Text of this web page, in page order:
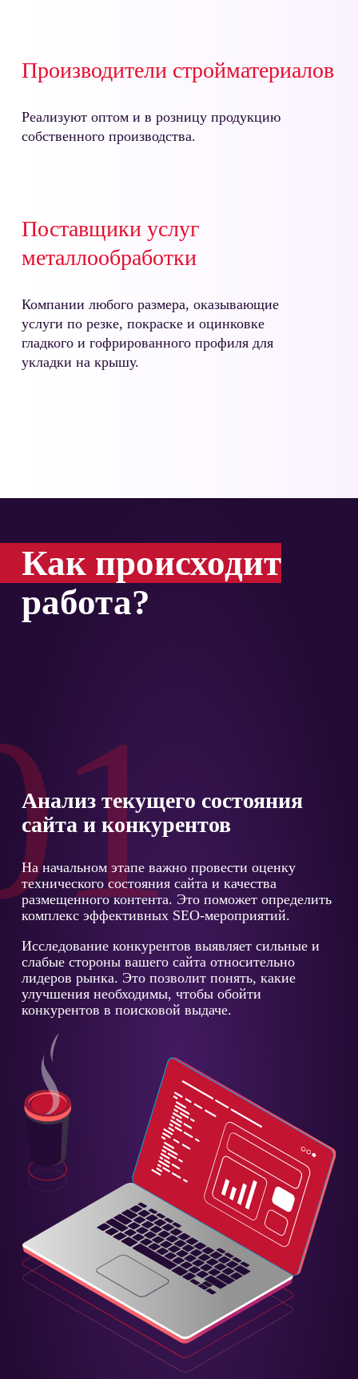
Производители стройматериалов
Реализуют оптом и в розницу продукцию
собственного производства.
Поставщики услуг
металлообработки
Компании любого размера, оказывающие
услуги по резке, покраске и оцинковке
гладкого и гофрированного профиля для
укладки на крышу.
Как происходит
работа?
Анализ текущего состояния
сайта и конкурентов
На начальном этапе важно провести оценку
технического состояния сайта и качества
размещенного контента. Это поможет определить
комплекс эффективных SEO-мероприятий.
Исследование конкурентов выявляет сильные и
слабые стороны вашего сайта относительно
лидеров рынка. Это позволит понять, какие
улучшения необходимы, чтобы обойти
конкурентов в поисковой выдаче.